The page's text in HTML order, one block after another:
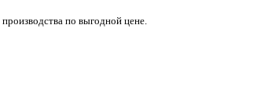
по выгодной цене.